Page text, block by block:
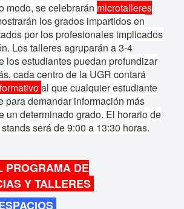
se celebrarán microtalleres
los grados impartidos en
por los profesionales implicados
Los talleres agruparán a 3-4
los estudiantes puedan profundizar
cada centro de la UGR contará
al que cualquier estudiante
para demandar información más
un determinado grado. El horario de
será de 9:00 a 13:30 horas.
PROGRAMA DE
Y TALLERES